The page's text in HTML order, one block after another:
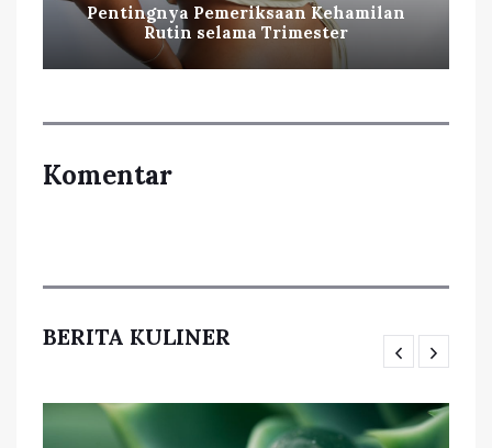
Pentingnya Pemeriksaan Kehamilan
Rutin selama Trimester
Komentar
BERITA KULINER